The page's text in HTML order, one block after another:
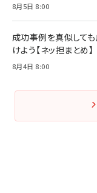
8月5日 8:00
成功事例を真似しても
けよう【ネッ担まとめ】
8月4日 8:00